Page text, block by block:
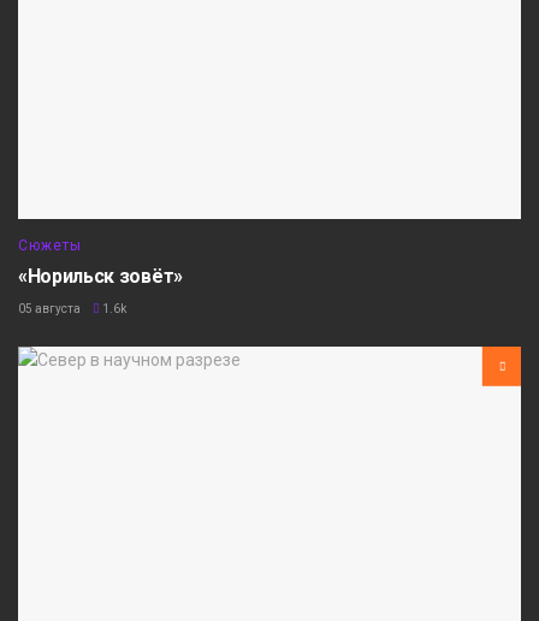
Сюжеты
«Норильск зовёт»
05 августа 1.6k